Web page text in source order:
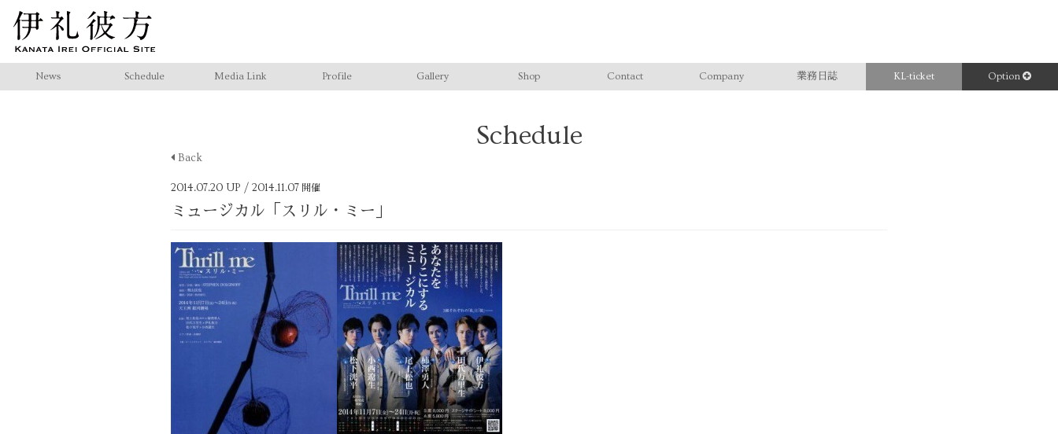
News Schedule Media Link Profile Gallery Shop Contact Company 業務日誌 KL-ticket Option
Schedule
Back
2014.07.20 UP / 2014.11.07 開催
ミュージカル「スリル・ミー」